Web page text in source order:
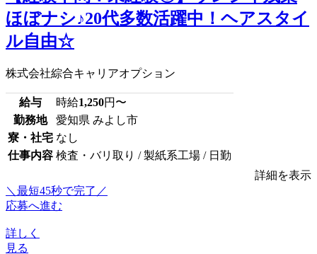
ほぼナシ♪20代多数活躍中！ヘアスタイ
ル自由☆
株式会社綜合キャリアオプション
給与 時給1,250円〜
勤務地
愛知県 みよし市
寮・社宅 なし
仕事内容 検査・バリ取り / 製紙系工場 / 日勤
詳細を表示
＼最短45秒で完了／
応募へ進む
詳しく
見る